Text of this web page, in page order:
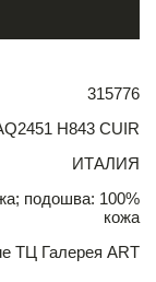
315776
H843 CUIR
ИТАЛИЯ
подошва: 100%
кожа
ТЦ Галерея ART